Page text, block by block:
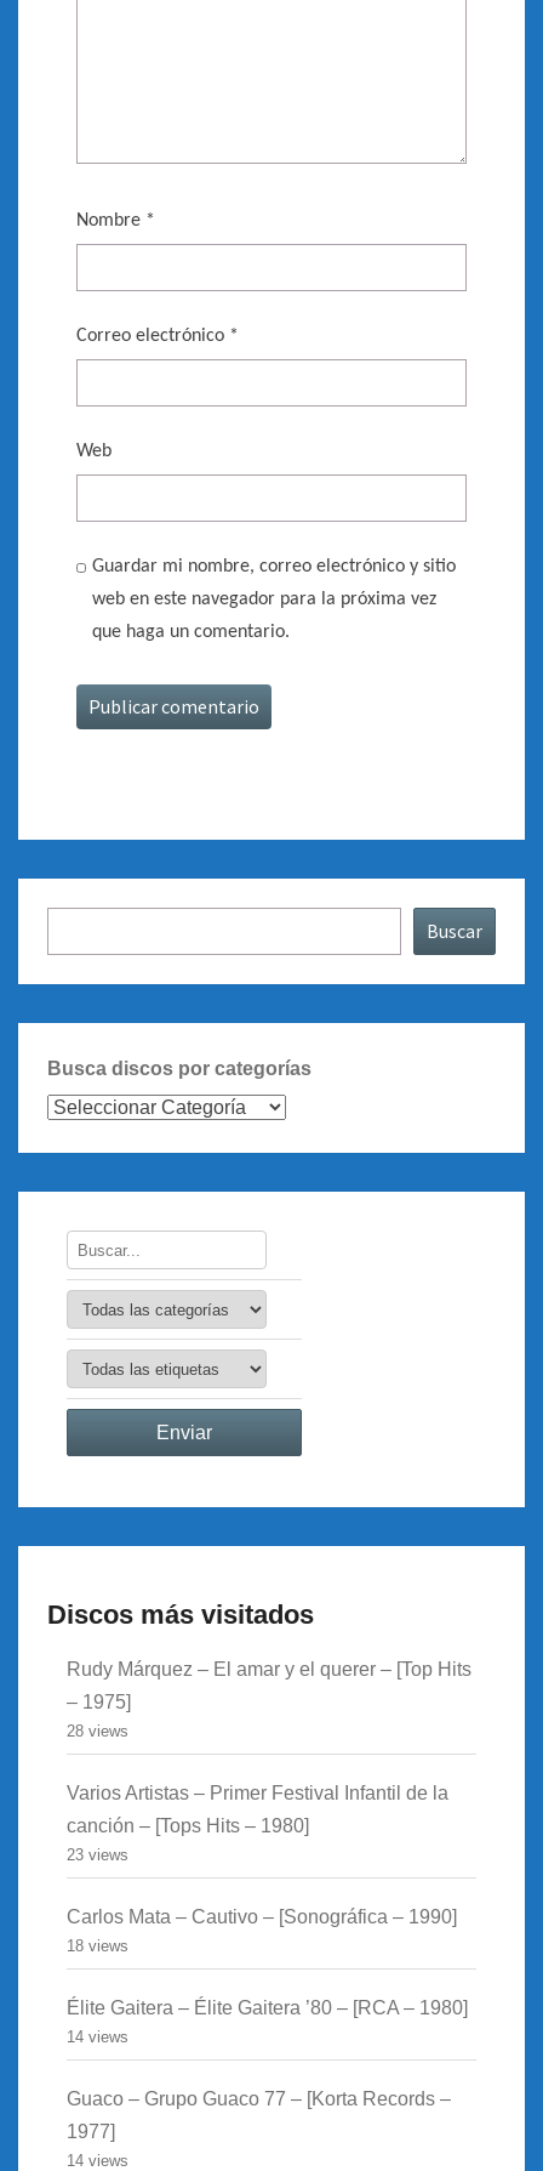
Nombre *
Correo electrónico *
Web
Guardar mi nombre, correo electrónico y sitio
web en este navegador para la próxima vez
que haga un comentario.
Buscar
Busca discos por categorías
Discos más visitados
Rudy Márquez – El amar y el querer – [Top Hits
– 1975]
28 views
Varios Artistas – Primer Festival Infantil de la
canción – [Tops Hits – 1980]
23 views
Carlos Mata – Cautivo – [Sonográfica – 1990]
18 views
Élite Gaitera – Élite Gaitera ’80 – [RCA – 1980]
14 views
Guaco – Grupo Guaco 77 – [Korta Records –
1977]
14 views